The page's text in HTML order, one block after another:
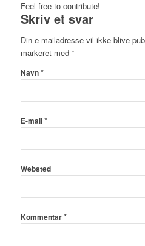
Feel free to contribute!
Skriv et svar
Din e-mailadresse vil ikke blive
markeret med *
Navn*
E-mail*
Websted
Kommentar*